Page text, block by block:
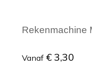
Rekenmachine
Vanaf € 3,30